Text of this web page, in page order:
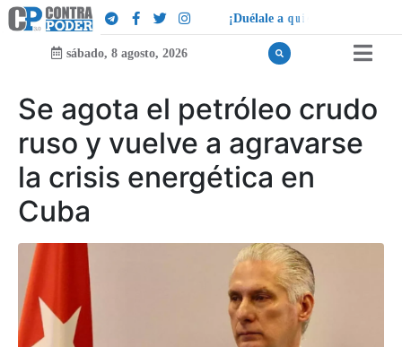
¡Duélale a qu i
sábado, 8 agosto, 2026
Se agota el petróleo crudo
ruso y vuelve a agravarse
la crisis energética en
Cuba